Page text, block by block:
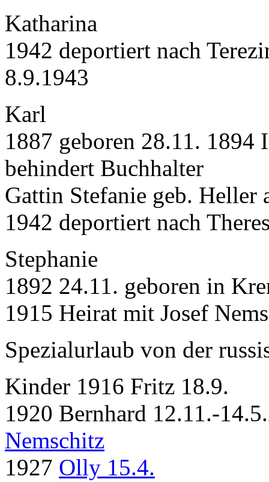
Katharina
1942 deportiert nach
8.9.1943
Karl
1887 geboren 28.11.
behindert Buchhalter
Gattin Stefanie geb. Heller
1942 deportiert nach
Stephanie
1892 24.11. geboren in
1915 Heirat mit Josef
Spezialurlaub von der
Kinder 1916 Fritz 18.9.
1920 Bernhard 12.11.-
Nemschitz
1927 Olly 15.4.